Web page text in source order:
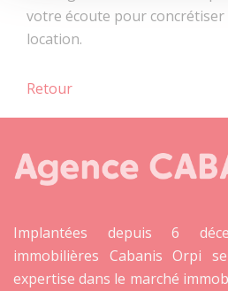
votre écoute pour
location.
Retour
Implantées depuis 6
immobilières Cabanis Orpi
expertise dans le marché